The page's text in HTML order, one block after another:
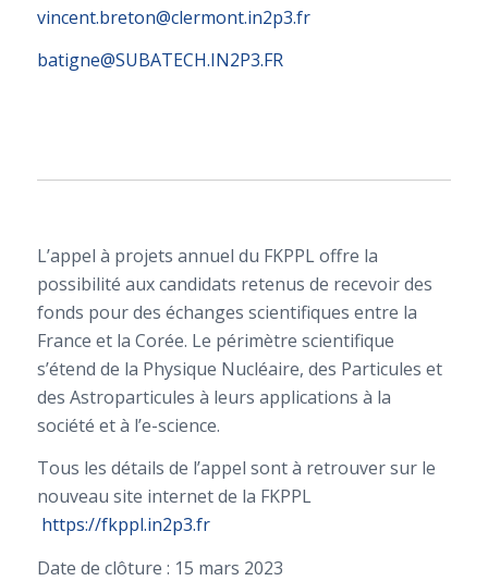
vincent.breton@clermont.in2p3.fr
batigne@SUBATECH.IN2P3.FR
L’appel à projets annuel du FKPPL offre la
possibilité aux candidats retenus de recevoir des
fonds pour des échanges scientifiques entre la
France et la Corée. Le périmètre scientifique
s’étend de la Physique Nucléaire, des Particules et
des Astroparticules à leurs applications à la
société et à l’e-science.
Tous les détails de l’appel sont à retrouver sur le
nouveau site internet de la FKPPL
https://fkppl.in2p3.fr
Date de clôture : 15 mars 2023